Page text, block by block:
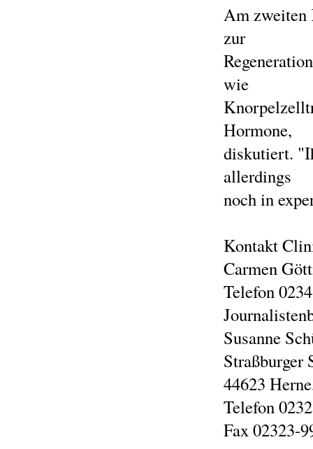
Am zweiten
zur
wie
Hormone,
diskutiert.
allerdings
noch in
Kontakt
Carmen
Telefon
Susanne
Straßburger
44623
Telefon
Fax 02323-